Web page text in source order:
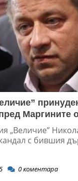
Маргините
„Величие”
с бившия
0коментара